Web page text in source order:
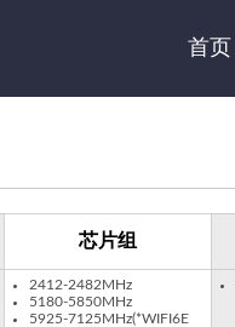
首页
芯片组
2412-2482MHz
5180-5850MHz
5925-7125MHz(*WIFI6E